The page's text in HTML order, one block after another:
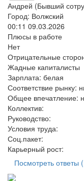
Андрей (Бывший
Город: Волжский
00:11 09.03.2026
Плюсы в работе
Нет
Отрицательные
Жадные капиталисты
Зарплата: белая
Соответствие рынку:
Общее впечатление:
Коллектив:
Руководство:
Условия труда:
Соц.пакет:
Карьерный рост:
Посмотреть ответы